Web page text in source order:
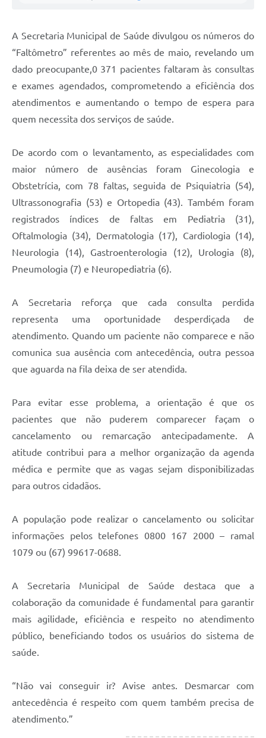
A Secretaria Municipal de Saúde divulgou os números do
“Faltômetro” referentes ao mês de maio, revelando um
dado preocupante,0 371 pacientes faltaram às consultas
e exames agendados, comprometendo a eficiência dos
atendimentos e aumentando o tempo de espera para
quem necessita dos serviços de saúde.
De acordo com o levantamento, as especialidades com
maior número de ausências foram Ginecologia e
Obstetrícia, com 78 faltas, seguida de Psiquiatria (54),
Ultrassonografia (53) e Ortopedia (43). Também foram
registrados índices de faltas em Pediatria (31),
Oftalmologia (34), Dermatologia (17), Cardiologia (14),
Neurologia (14), Gastroenterologia (12), Urologia (8),
Pneumologia (7) e Neuropediatria (6).
A Secretaria reforça que cada consulta perdida
representa uma oportunidade desperdiçada de
atendimento. Quando um paciente não comparece e não
comunica sua ausência com antecedência, outra pessoa
que aguarda na fila deixa de ser atendida.
Para evitar esse problema, a orientação é que os
pacientes que não puderem comparecer façam o
cancelamento ou remarcação antecipadamente. A
atitude contribui para a melhor organização da agenda
médica e permite que as vagas sejam disponibilizadas
para outros cidadãos.
A população pode realizar o cancelamento ou solicitar
informações pelos telefones 0800 167 2000 – ramal
1079 ou (67) 99617-0688.
A Secretaria Municipal de Saúde destaca que a
colaboração da comunidade é fundamental para garantir
mais agilidade, eficiência e respeito no atendimento
público, beneficiando todos os usuários do sistema de
saúde.
“Não vai conseguir ir? Avise antes. Desmarcar com
antecedência é respeito com quem também precisa de
atendimento.”